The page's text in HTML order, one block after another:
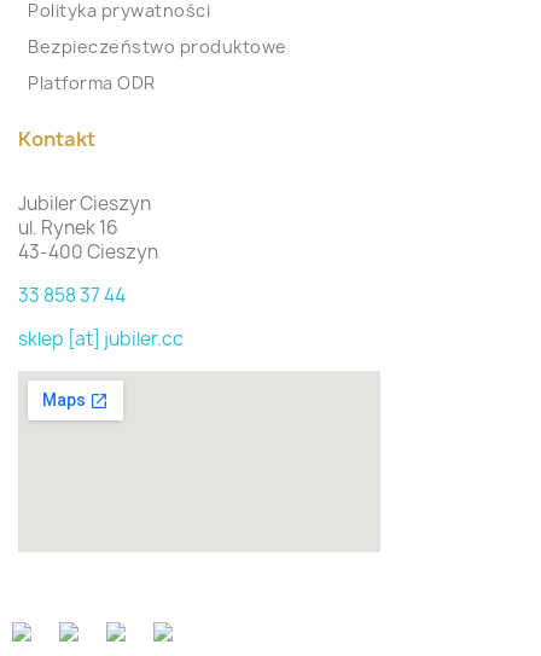
Polityka prywatności
Bezpieczeństwo produktowe
Platforma ODR
Kontakt
Jubiler Cieszyn
ul. Rynek 16
43-400 Cieszyn
33 858 37 44
sklep [at] jubiler.cc